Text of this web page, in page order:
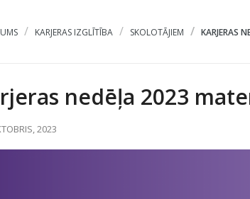
KARJERAS IZGLĪTĪBA SKOLOTĀJIEM KARJERAS
nedēļa 2023
2023